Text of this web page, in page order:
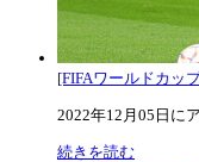
[FIFAワールドカッ
2022年12月05日に
続きを読む